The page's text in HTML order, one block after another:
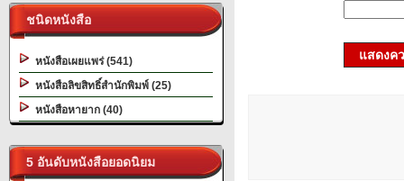
ชนิดหนังสือ
หนังสือเผยแพร่ (541)
หนังสือลิขสิทธิ์สำนักพิมพ์ (25)
หนังสือหายาก (40)
5 อันดับหนังสือยอดนิยม
แสดงค